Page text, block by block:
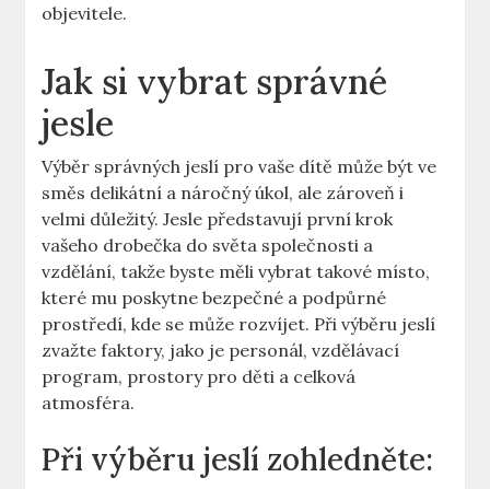
objevitele.
Jak si vybrat správné
jesle
Výběr správných jeslí pro vaše dítě může být ve
směs delikátní a náročný úkol, ale zároveň i
velmi důležitý. Jesle představují první krok
vašeho drobečka do světa společnosti a
vzdělání, takže byste měli vybrat takové místo,
které mu poskytne bezpečné a podpůrné
prostředí, kde se může rozvíjet. Při výběru jeslí
zvažte faktory, jako je personál, vzdělávací
program, prostory pro děti a celková
atmosféra.
Při výběru jeslí zohledněte: